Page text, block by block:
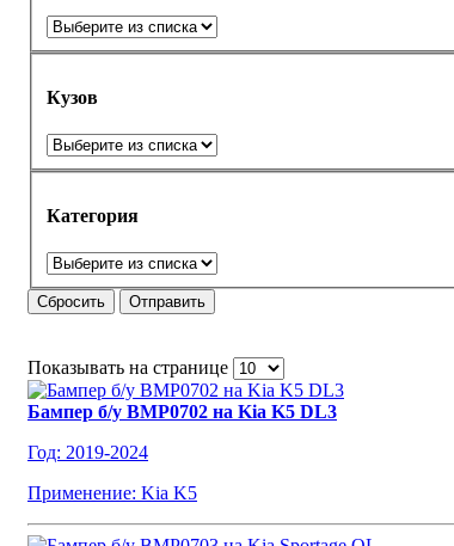
Кузов
Категория
Сбросить Отправить
Показывать на странице
Бампер б/у BMP0702 на Kia K5 DL3
Год: 2019-2024
Применение: Kia K5